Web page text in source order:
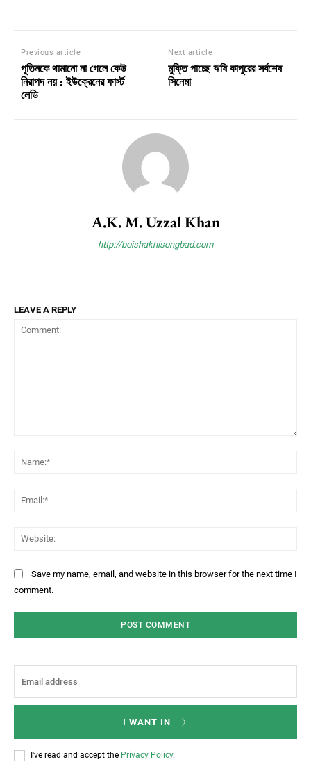
Previous article
পুতিনকে থামানো না গেলে কেউ
নিরাপদ নয় : ইউক্রেনের ফার্স্ট
লেডি
Next article
মুক্তি পাচ্ছে ঋষি কাপুরের সর্বশেষ
সিনেমা
A.K. M. Uzzal Khan
http://boishakhisongbad.com
LEAVE A REPLY
Save my name, email, and website in this browser for the next time I
comment.
I WANT IN
I've read and accept the Privacy Policy.